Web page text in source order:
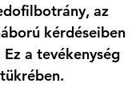
az
kérdéseiben
a tevékenység